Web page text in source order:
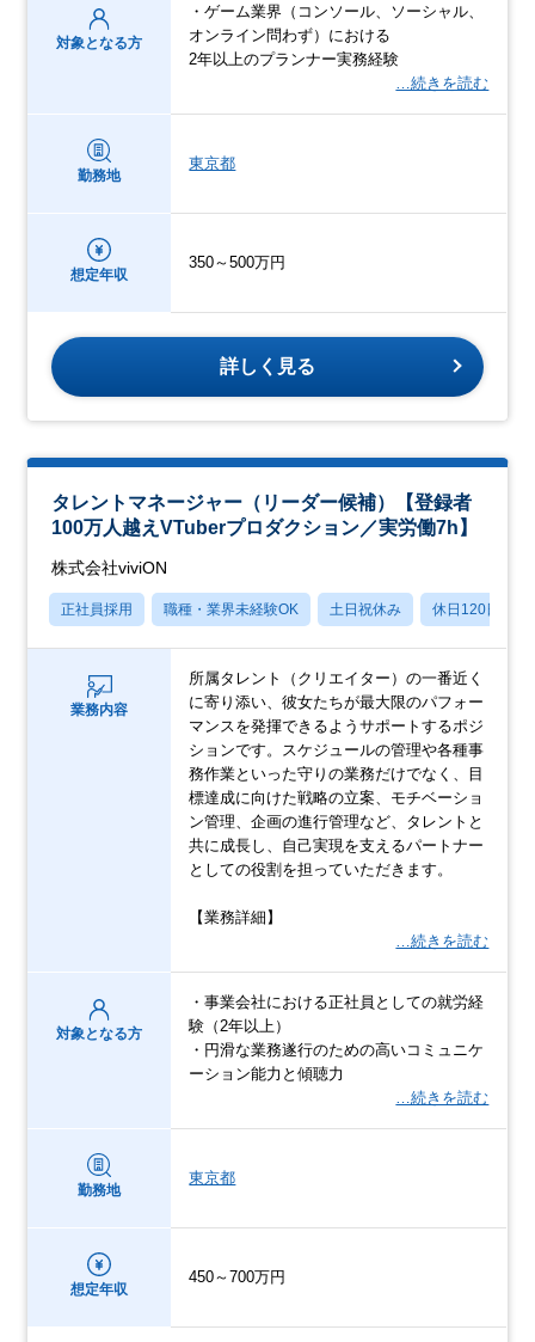
対象となる方
・ゲーム業界（コンソール、ソーシャル、
オンライン問わず）における
2年以上のプランナー実務経験
…続きを読む
勤務地
東京都
想定年収
350～500万円
詳しく見る
タレントマネージャー（リーダー候補）【登録者
100万人越えVTuberプロダクション／実労働7h】
株式会社viviON
正社員採用 職種・業界未経験OK 土日祝休み 休日120日以上
業務内容
所属タレント（クリエイター）の一番近く
に寄り添い、彼女たちが最大限のパフォー
マンスを発揮できるようサポートするポジ
ションです。スケジュールの管理や各種事
務作業といった守りの業務だけでなく、目
標達成に向けた戦略の立案、モチベーショ
ン管理、企画の進行管理など、タレントと
共に成長し、自己実現を支えるパートナー
としての役割を担っていただきます。
【業務詳細】
…続きを読む
対象となる方
・事業会社における正社員としての就労経
験（2年以上）
・円滑な業務遂行のための高いコミュニケ
ーション能力と傾聴力
…続きを読む
勤務地
東京都
想定年収
450～700万円